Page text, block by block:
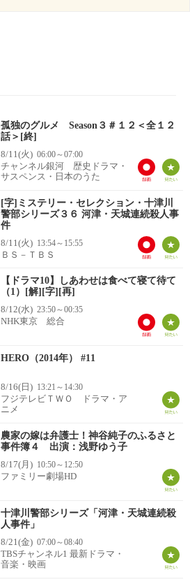
孤独のグルメ Season３＃１２＜全１２
話＞[終]
8/11(火) 06:00～07:00
チャンネル銀河 歴史ドラマ・
サスペンス・日本のうた
[字]ミステリー・セレクション・十津川
警部シリーズ３６ 河津・天城連続殺人事
件
8/11(火) 13:54～15:55
ＢＳ－ＴＢＳ
【ドラマ10】しあわせは食べて寝て待て
（1）[解][字][再]
8/12(水) 23:50～00:35
NHK東京 総合
HERO（2014年） #11
8/16(日) 13:21～14:30
フジテレビＴＷＯ ドラマ・ア
ニメ
農家の嫁は弁護士！神谷純子のふるさと
事件簿４ 出演：浅野ゆう子
8/17(月) 10:50～12:50
ファミリー劇場HD
十津川警部シリーズ「河津・天城連続殺
人事件」
8/21(金) 07:00～08:40
TBSチャンネル1 最新ドラマ・
音楽・映画